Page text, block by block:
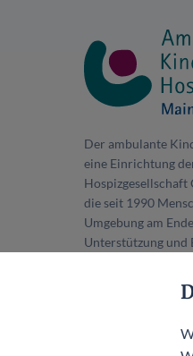
Der ambulante
eine Einrichtung
Hospizgesellschaft
die seit 1990
Umgebung am
Unterstützung und